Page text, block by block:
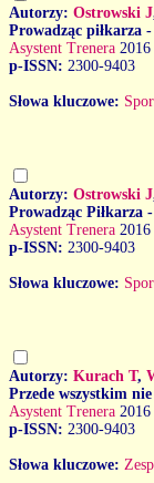
Autorzy: Ostrowski J
Prowadząc piłkarza
Asystent Trenera
p-ISSN: 2300-9403
Słowa kluczowe:
Autorzy: Ostrowski J
Prowadząc Piłkarza
Asystent Trenera
p-ISSN: 2300-9403
Słowa kluczowe:
Autorzy: Kurach T,
Przede wszystkim
Asystent Trenera
p-ISSN: 2300-9403
Słowa kluczowe: